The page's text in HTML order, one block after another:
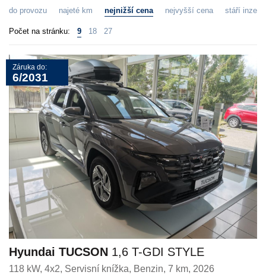
do provozu najeté km nejnižší cena nejvyšší cena stáří
Počet na stránku: 9 18 27
Záruka do:
6/2031
Hyundai TUCSON 1,6 T-GDI STYLE
118 kW, 4x2, Servisní knížka, Benzin, 7 km, 2026